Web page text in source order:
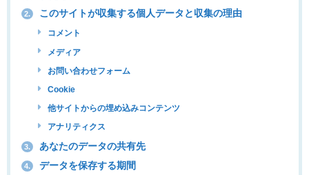
2. このサイトが収集する個人データと収集の理由
コメント
メディア
お問い合わせフォーム
Cookie
他サイトからの埋め込みコンテンツ
アナリティクス
3. あなたのデータの共有先
4. データを保存する期間